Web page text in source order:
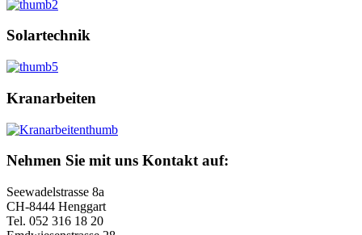
Solartechnik
Kranarbeiten
Nehmen Sie mit uns Kontakt auf:
Seewadelstrasse 8a
CH-8444 Henggart
Tel. 052 316 18 20